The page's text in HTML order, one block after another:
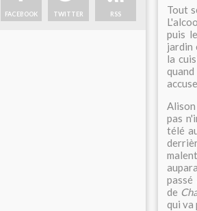
FACEBOOK TWITTER RSS
Tout
puis
jardin
la
Alison
pas
télé
de
qui va